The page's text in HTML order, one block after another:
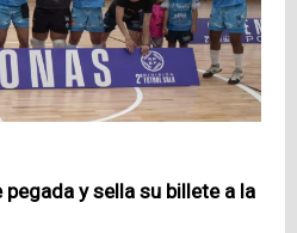
y sella su billete a la